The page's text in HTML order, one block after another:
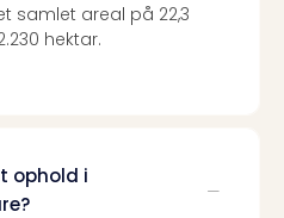
samlet areal på 22,3
hektar.
ophold i